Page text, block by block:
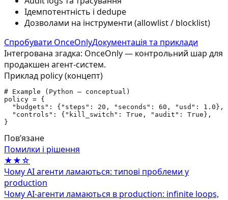
Ідемпотентність і dedupe
Дозволами на інструменти (allowlist / blocklist)
Спробувати OnceOnlyДокументація та приклади
Інтегрована згадка: OnceOnly — контрольний шар для
продакшен агент-систем.
Приклад policy (концепт)
# Example (Python — conceptual)
policy = {
  "budgets": {"steps": 20, "seconds": 60, "usd": 1.0},
  "controls": {"kill_switch": True, "audit": True},
}
Повʼязане
Помилки і рішення
★★☆
Чому AI агенти ламаються: типові проблеми у
production
Чому AI-агенти ламаються в production: infinite loops,